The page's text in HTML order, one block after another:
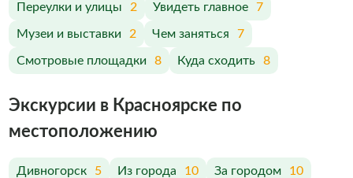
Переулки и улицы 2 Увидеть главное 7
Музеи и выставки 2 Чем заняться 7
Смотровые площадки 8 Куда сходить 8
Экскурсии в Красноярске по
меcтоположению
Дивногорск 5 Из города 10 За городом 10